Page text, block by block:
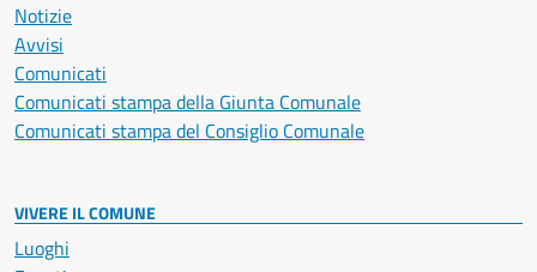
Notizie
Avvisi
Comunicati
Comunicati stampa della Giunta Comunale
Comunicati stampa del Consiglio Comunale
VIVERE IL COMUNE
Luoghi